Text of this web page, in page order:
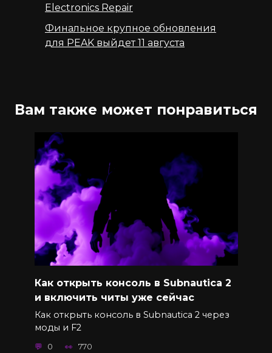
Electronics Repair
Финальное крупное обновления
для PEAK выйдет 11 августа
Вам также может понравиться
Как открыть консоль в Subnautica 2
и включить читы уже сейчас
Как открыть консоль в Subnautica 2 через
моды и F2
0 770